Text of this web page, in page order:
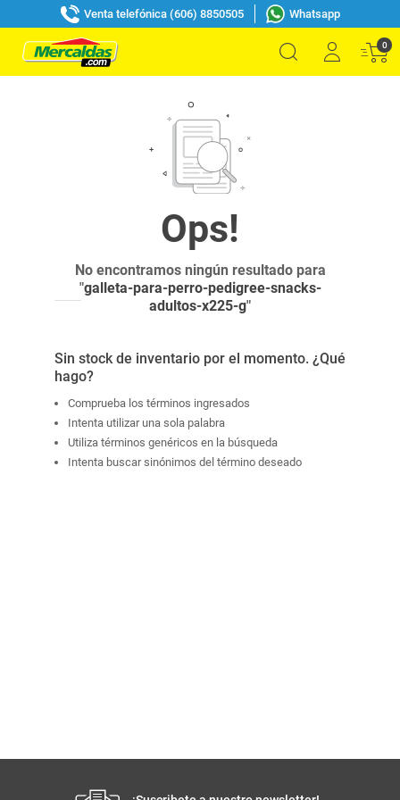
Venta telefónica (606) 8850505 Whatsapp
0
No encontramos ningún resultado para
"galleta-para-perro-pedigree-snacks-
adultos-x225-g"
Sin stock de inventario por el momento. ¿Qué
hago?
Comprueba los términos ingresados
Intenta utilizar una sola palabra
Utiliza términos genéricos en la búsqueda
Intenta buscar sinónimos del término deseado